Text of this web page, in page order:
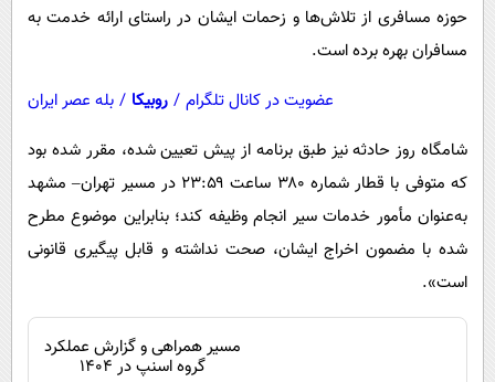
حوزه مسافری از تلاش‌ها و زحمات ایشان در راستای ارائه خدمت به
مسافران بهره برده است.
عضویت در کانال تلگرام / روبیکا / بله عصر ایران
شامگاه روز حادثه نیز طبق برنامه از پیش تعیین شده، مقرر شده بود
که متوفی با قطار شماره ۳۸۰ ساعت ۲۳:۵۹ در مسیر تهران– مشهد
به‌عنوان مأمور خدمات سیر انجام وظیفه کند؛ بنابراین موضوع مطرح
شده با مضمون اخراج ایشان، صحت نداشته و قابل پیگیری قانونی
است».
مسیر همراهی و گزارش عملکرد
گروه اسنپ در ۱۴۰۴